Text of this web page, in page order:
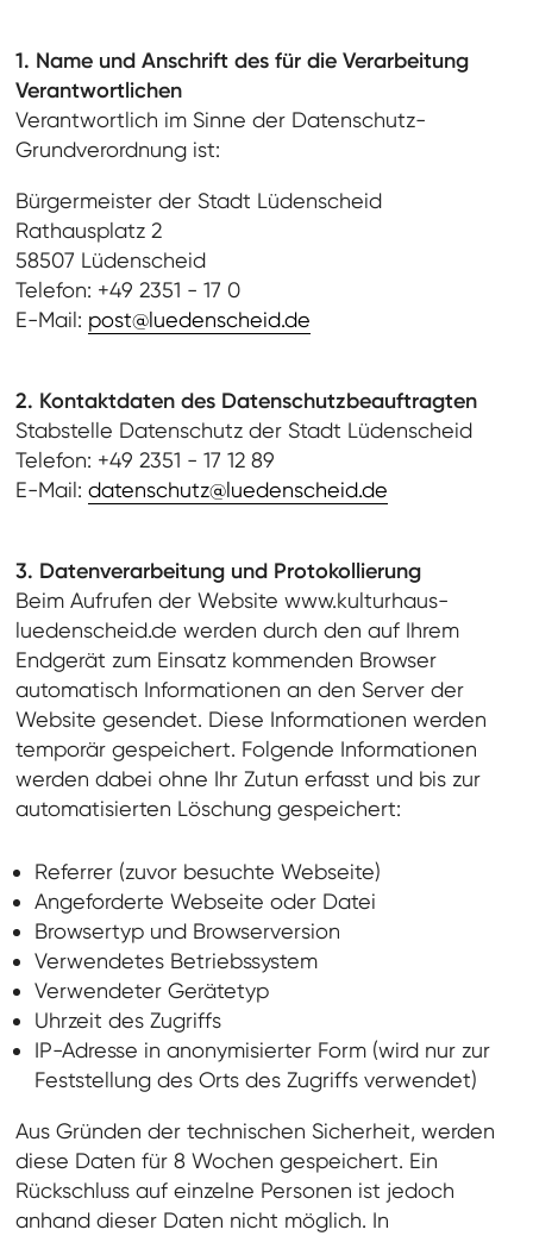
1. Name und Anschrift des für die Verarbeitung
Verantwortlichen
Verantwortlich im Sinne der Datenschutz-
Grundverordnung ist:
Bürgermeister der Stadt Lüdenscheid
Rathausplatz 2
58507 Lüdenscheid
Telefon: +49 2351 - 17 0
E-Mail: post@luedenscheid.de
2. Kontaktdaten des Datenschutzbeauftragten
Stabstelle Datenschutz der Stadt Lüdenscheid
Telefon: +49 2351 - 17 12 89
E-Mail: datenschutz@luedenscheid.de
3. Datenverarbeitung und Protokollierung
Beim Aufrufen der Website www.kulturhaus-
luedenscheid.de werden durch den auf Ihrem
Endgerät zum Einsatz kommenden Browser
automatisch Informationen an den Server der
Website gesendet. Diese Informationen werden
temporär gespeichert. Folgende Informationen
werden dabei ohne Ihr Zutun erfasst und bis zur
automatisierten Löschung gespeichert:
Referrer (zuvor besuchte Webseite)
Angeforderte Webseite oder Datei
Browsertyp und Browserversion
Verwendetes Betriebssystem
Verwendeter Gerätetyp
Uhrzeit des Zugriffs
IP-Adresse in anonymisierter Form (wird nur zur
Feststellung des Orts des Zugriffs verwendet)
Aus Gründen der technischen Sicherheit, werden
diese Daten für 8 Wochen gespeichert. Ein
Rückschluss auf einzelne Personen ist jedoch
anhand dieser Daten nicht möglich. In